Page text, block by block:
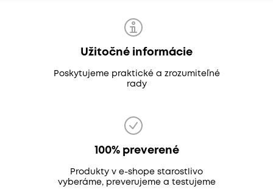
Užitočné informácie
Poskytujeme praktické a zrozumiteľné
rady
100% preverené
Produkty v e-shope starostlivo
vyberáme, preverujeme a testujeme